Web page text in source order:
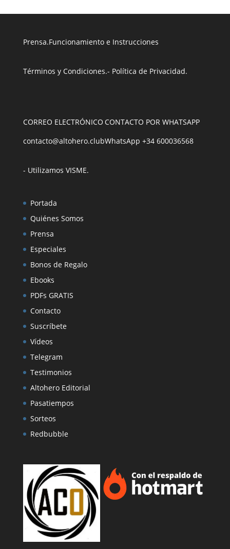
Prensa.Funcionamiento e Instrucciones
Términos y Condiciones.- Política de Privacidad.
CORREO ELECTRÓNICO
contacto@altohero.club
CONTACTO POR WHATSAPP
WhatsApp +34 600036568
- Utilizamos VISME.
Portada
Quiénes Somos
Prensa
Especiales
Bonos de Regalo
Ebooks
PDFs GRATIS
Contacto
Suscríbete
Vídeos
Telegram
Testimonios
Altohero Editorial
Pasatiempos
Sorteos
Redbubble